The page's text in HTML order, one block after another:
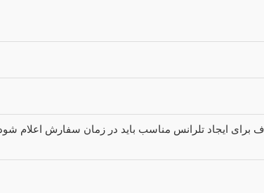
برای ایجاد تلرانس مناسب باید در زمان سفارش اعلام